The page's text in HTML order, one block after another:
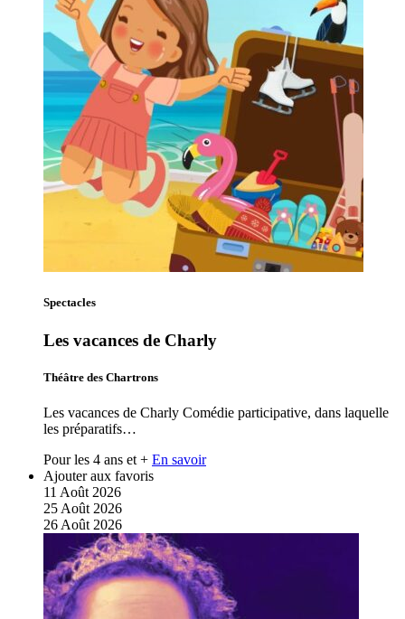
Spectacles
Les vacances de Charly
Théâtre des Chartrons
Les vacances de Charly Comédie participative, dans laquelle
les préparatifs…
Pour les 4 ans et + En savoir
Ajouter aux favoris
11 Août 2026
25 Août 2026
26 Août 2026